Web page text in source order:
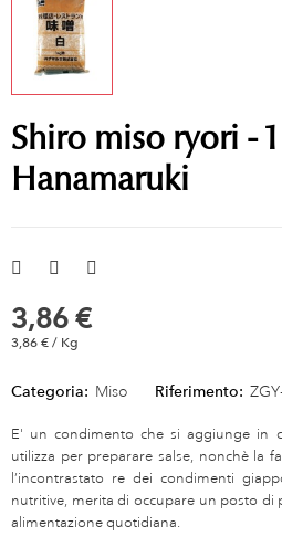
Shiro miso ryori -
Hanamaruki
3,86 €
3,86 € / Kg
Categoria: Miso Riferimento:
E' un condimento che si aggiunge in
utilizza per preparare salse, nonchè la
l’incontrastato re dei condimenti
nutritive, merita di occupare un posto di
alimentazione quotidiana.